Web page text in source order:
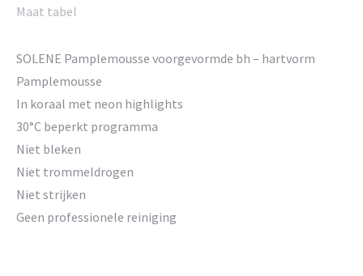
Maat tabel
SOLENE Pamplemousse voorgevormde bh – hartvorm
Pamplemousse
In koraal met neon highlights
30°C beperkt programma
Niet bleken
Niet trommeldrogen
Niet strijken
Geen professionele reiniging